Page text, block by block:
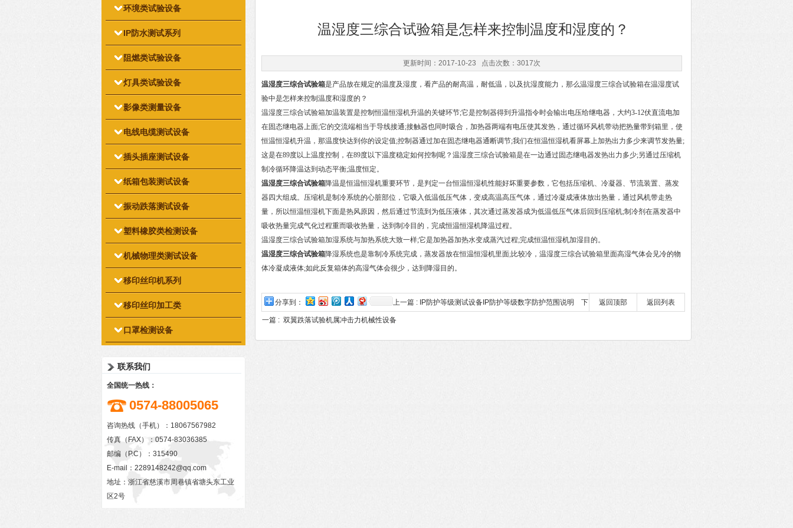
环境类试验设备
IP防水测试系列
阻燃类试验设备
灯具类试验设备
影像类测量设备
电线电缆测试设备
插头插座测试设备
纸箱包装测试设备
振动跌落测试设备
塑料橡胶类检测设备
机械物理类测试设备
移印丝印机系列
移印丝印加工类
口罩检测设备
联系我们
全国统一热线：
0574-88005065
咨询热线（手机）：18067567982
传真（FAX）：0574-83036385
邮编（P.C）：315490
E-mail： 2289148242@qq.com
地址：浙江省慈溪市周巷镇省塘头东工业
区2号
温湿度三综合试验箱是怎样来控制温度和湿度的？
更新时间：2017-10-23 点击次数：3017次
温湿度三综合试验箱是产品放在规定的温度及湿度，看产品的耐高温，耐低温，以及抗湿度能力，那么温湿度三综合试验箱在温湿度试
验中是怎样来控制温度和湿度的？
温湿度三综合试验箱加温装置是控制恒温恒湿机升温的关键环节;它是控制器得到升温指令时会输出电压给继电器，大约3-12伏直流电加
在固态继电器上面;它的交流端相当于导线接通;接触器也同时吸合，加热器两端有电压使其发热，通过循环风机带动把热量带到箱里，使
恒温恒湿机升温，那温度快达到你的设定值;控制器通过加在固态继电器通断调节;我们在恒温恒湿机看屏幕上加热出力多少来调节发热量;
这是在89度以上温度控制，在89度以下温度稳定如何控制呢？温湿度三综合试验箱是在一边通过固态继电器发热出力多少;另通过压缩机
制冷循环降温达到动态平衡;温度恒定。
温湿度三综合试验箱降温是恒温恒湿机重要环节，是判定一台恒温恒湿机性能好坏重要参数，它包括压缩机、冷凝器、节流装置、蒸发
器四大组成。压缩机是制冷系统的心脏部位，它吸入低温低压气体，变成高温高压气体，通过冷凝成液体放出热量，通过风机带走热
量，所以恒温恒湿机下面是热风原因，然后通过节流到为低压液体，其次通过蒸发器成为低温低压气体后回到压缩机;制冷剂在蒸发器中
吸收热量完成气化过程重而吸收热量，达到制冷目的，完成恒温恒湿机降温过程。
温湿度三综合试验箱加湿系统与加热系统大致一样;它是加热器加热水变成蒸汽过程;完成恒温恒湿机加湿目的。
温湿度三综合试验箱降湿系统也是靠制冷系统完成，蒸发器放在恒温恒湿机里面;比较冷，温湿度三综合试验箱里面高湿气体会见冷的物
体冷凝成液体;如此反复箱体的高湿气体会很少，达到降湿目的。
分享到： 返回列表
返回顶部
上一篇 : IP防护等级测试设备IP防护等级数字防护范围说明 下
一篇 : 双翼跌落试验机属冲击力机械性设备